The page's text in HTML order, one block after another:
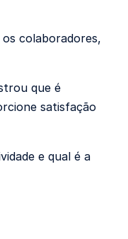
colaboradores,
que é
satisfação
e qual é a